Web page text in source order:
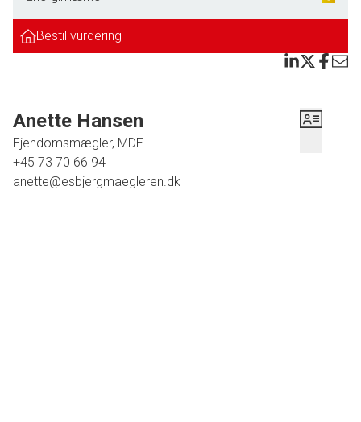
Her er ligeledes bøgeparketgulv under tæpperne. Pænt køkken med HTH
spisebord, så man kan side og hygge i køkkenet. Her er der mulighed for at
åbne op ind til stuen, hvis man ønsker et køkken/alrum. Fra køkkenet er der
vaskemaskine og tørretumbler. Fra baggangen er der direkte adgang til den
store skønne garage, så man kan gå tørskoet ind, når man har været ude at
handle. Garagen byder på mange anvendelsesmuligheder, såsom krea-rum,
Bestil vurdering
Anette Hansen
Ejendomsmægler, MDE
+45 73 70 66 94
anette@esbjergmaegleren.dk